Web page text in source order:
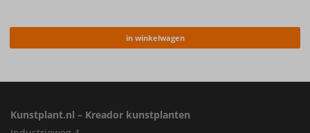
in winkelwagen
Kunstplant.nl – Kreador kunstplanten